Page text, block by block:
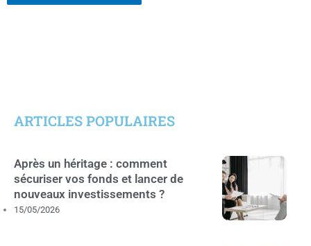
ARTICLES POPULAIRES
Après un héritage : comment
sécuriser vos fonds et lancer de
nouveaux investissements ?
15/05/2026